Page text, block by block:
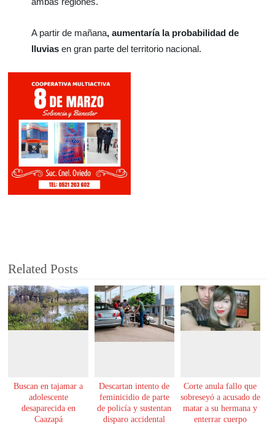
A partir de mañana, aumentaría la probabilidad de
lluviasen gran parte del territorio nacional.
Related Posts
Buscan en tajamar a
adolescente
desaparecida en
Caazapá
Descartan intento de
feminicidio de parte
de policía y sustentan
disparo accidental
Corte anula fallo que
sobreseyó a acusado de
matar a su hermana y
enterrar cuerpo